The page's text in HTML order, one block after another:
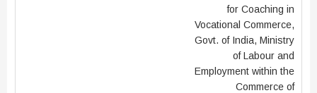
for Coaching in
Vocational Commerce,
Govt. of India, Ministry
of Labour and
Employment within the
Commerce of